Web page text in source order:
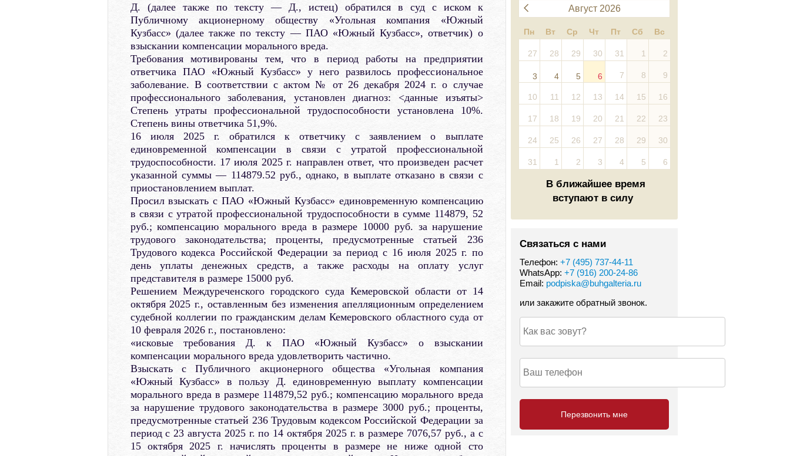
Д. (далее также по тексту — Д., истец) обратился в суд с иском к
Публичному акционерному обществу «Угольная компания «Южный
Кузбасс» (далее также по тексту — ПАО «Южный Кузбасс», ответчик) о
взыскании компенсации морального вреда.
Требования мотивированы тем, что в период работы на предприятии
ответчика ПАО «Южный Кузбасс» у него развилось профессиональное
заболевание. В соответствии с актом № от 26 декабря 2024 г. о случае
профессионального заболевания, установлен диагноз: <данные изъяты>
Степень утраты профессиональной трудоспособности установлена 10%.
Степень вины ответчика 51,9%.
16 июля 2025 г. обратился к ответчику с заявлением о выплате
единовременной компенсации в связи с утратой профессиональной
трудоспособности. 17 июля 2025 г. направлен ответ, что произведен расчет
указанной суммы — 114879.52 руб., однако, в выплате отказано в связи с
приостановлением выплат.
Просил взыскать с ПАО «Южный Кузбасс» единовременную компенсацию
в связи с утратой профессиональной трудоспособности в сумме 114879, 52
руб.; компенсацию морального вреда в размере 10000 руб. за нарушение
трудового законодательства; проценты, предусмотренные статьей 236
Трудового кодекса Российской Федерации за период с 16 июля 2025 г. по
день уплаты денежных средств, а также расходы на оплату услуг
представителя в размере 15000 руб.
Решением Междуреченского городского суда Кемеровской области от 14
октября 2025 г., оставленным без изменения апелляционным определением
судебной коллегии по гражданским делам Кемеровского областного суда от
10 февраля 2026 г., постановлено:
«исковые требования Д. к ПАО «Южный Кузбасс» о взыскании
компенсации морального вреда удовлетворить частично.
Взыскать с Публичного акционерного общества «Угольная компания
«Южный Кузбасс» в пользу Д. единовременную выплату компенсации
морального вреда в размере 114879,52 руб.; компенсацию морального вреда
за нарушение трудового законодательства в размере 3000 руб.; проценты,
предусмотренные статьей 236 Трудовым кодексом Российской Федерации за
период с 23 августа 2025 г. по 14 октября 2025 г. в размере 7076,57 руб., а с
15 октября 2025 г. начислять проценты в размере не ниже одной сто
Август 2026
Пн Вт Ср Чт Пт Сб Вс
27 28 29 30 31 1 2
3 4 5 6 7 8 9
10 11 12 13 14 15 16
17 18 19 20 21 22 23
24 25 26 27 28 29 30
31 1 2 3 4 5 6
В ближайшее время
вступают в силу
Связаться с нами
Телефон: +7 (495) 737-44-11
WhatsApp: +7 (916) 200-24-86
Email: podpiska@buhgalteria.ru
или закажите обратный звонок.